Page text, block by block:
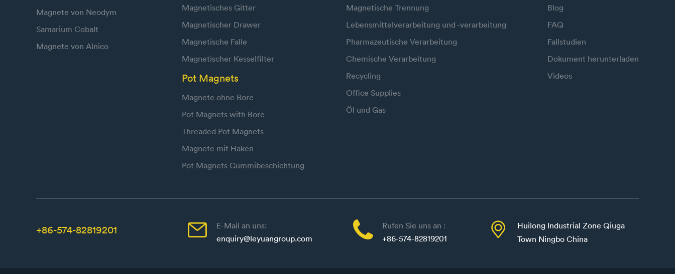
Magnete von Neodym
Samarium Cobalt
Magnete von Alnico
Magnetisches Gitter
Magnetischer Drawer
Magnetische Falle
Magnetischer Kesselfilter
Pot Magnets
Magnete ohne Bore
Pot Magnets with Bore
Threaded Pot Magnets
Magnete mit Haken
Pot Magnets Gummibeschichtung
Magnetische Trennung
Lebensmittelverarbeitung und -verarbeitung
Pharmazeutische Verarbeitung
Chemische Verarbeitung
Recycling
Office Supplies
Öl und Gas
Blog
FAQ
Fallstudien
Dokument herunterladen
Videos
+86-574-82819201 
E-Mail an uns:
enquiry@leyuangroup.com

Rufen Sie uns an :
+86-574-82819201

Huilong Industrial Zone Qiuga
Town Ningbo China